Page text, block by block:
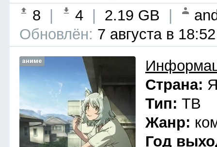
8 4 2.19 GB
Обновлён: 7 августа в 18:52
аниме
Страна:
Тип: ТВ
Жанр:
Год